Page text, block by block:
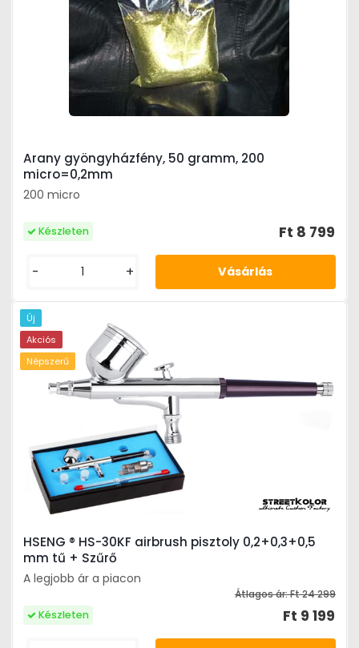
Arany gyöngyházfény, 50 gramm, 200
micro=0,2mm
200 micro
Ft 8 799
Készleten
- +
HSENG ® HS-30KF airbrush pisztoly 0,2+0,3+0,5
mm tű + Szűrő
A legjobb ár a piacon
Átlagos ár:Ft 24 299
Ft 9 199
Készleten
Új
Akciós
Népszerű